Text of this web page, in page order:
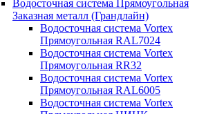
Водосточная система Прямоугольная
Заказная металл (Грандлайн)
Водосточная система Vortex
Прямоугольная RAL7024
Водосточная система Vortex
Прямоугольная RR32
Водосточная система Vortex
Прямоугольная RAL6005
Водосточная система Vortex